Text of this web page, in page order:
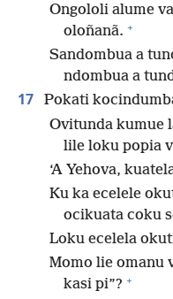
Ongololi alume
oloñanã. +
Sandombua a
ndombua a
17 Pokati
Ovitunda kumue
lile loku popia
‘A Yehova,
Ku ka ecelele
ocikuata coku
Loku ecelela
Momo lie omanu
kasi pi”? +